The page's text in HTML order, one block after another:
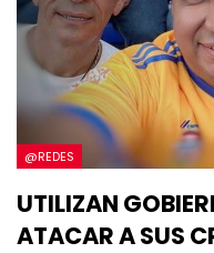
@REDES
UTILIZAN
ATACAR A SUS